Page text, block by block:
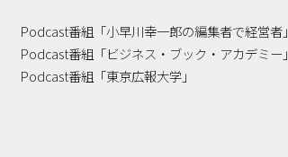
Podcast番組「小早川幸一郎の編集者で経営者」
Podcast番組「ビジネス・ブック・アカデミー」
Podcast番組「東京広報大学」